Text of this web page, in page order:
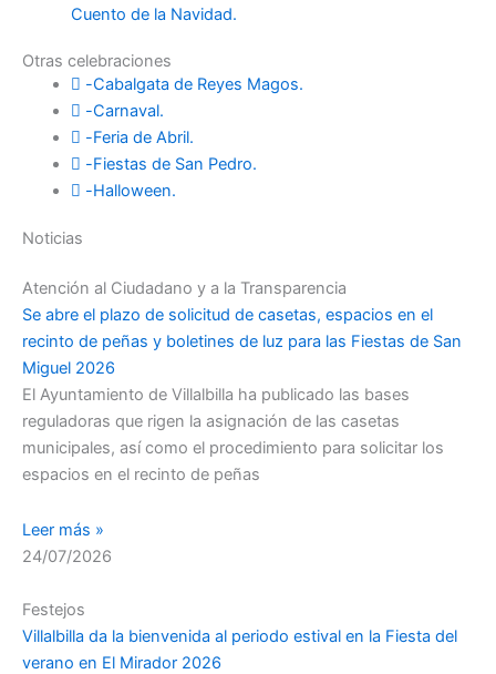
Cuento de la Navidad.
Otras celebraciones
-Cabalgata de Reyes Magos.
-Carnaval.
-Feria de Abril.
-Fiestas de San Pedro.
-Halloween.
Noticias
Atención al Ciudadano y a la Transparencia
Se abre el plazo de solicitud de casetas, espacios en el
recinto de peñas y boletines de luz para las Fiestas de San
Miguel 2026
El Ayuntamiento de Villalbilla ha publicado las bases
reguladoras que rigen la asignación de las casetas
municipales, así como el procedimiento para solicitar los
espacios en el recinto de peñas
Leer más »
24/07/2026
Festejos
Villalbilla da la bienvenida al periodo estival en la Fiesta del
verano en El Mirador 2026